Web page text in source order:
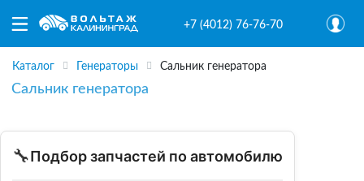
+7 (4012) 76-76-70
Каталог Генераторы Сальник генератора
Сальник генератора
🔧Подбор запчастей по автомобилю